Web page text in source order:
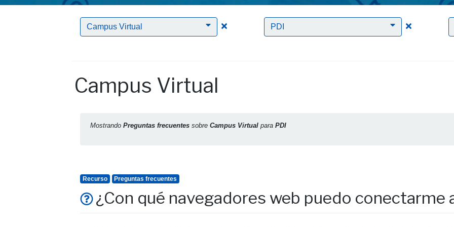
Campus Virtual Clic para borrar el filtro Campus Virtual
PDI Clic para
Campus Virtual
Mostrando Preguntas frecuentes sobre Campus Virtual para PDI
Recurso Preguntas frecuentes
¿Con qué navegadores web puedo conectarme